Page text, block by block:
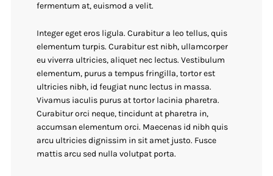
fermentum at, euismod a velit.
Integer eget eros ligula. Curabitur a leo tellus, quis
elementum turpis. Curabitur est nibh, ullamcorper
eu viverra ultricies, aliquet nec lectus. Vestibulum
elementum, purus a tempus fringilla, tortor est
ultricies nibh, id feugiat nunc lectus in massa.
Vivamus iaculis purus at tortor lacinia pharetra.
Curabitur orci neque, tincidunt at pharetra in,
accumsan elementum orci. Maecenas id nibh quis
arcu ultricies dignissim in sit amet justo. Fusce
mattis arcu sed nulla volutpat porta.